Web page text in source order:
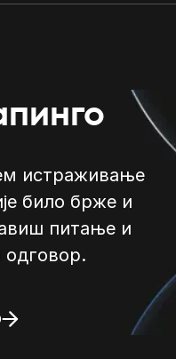
истраживање
било брже и
питање и
одговор.